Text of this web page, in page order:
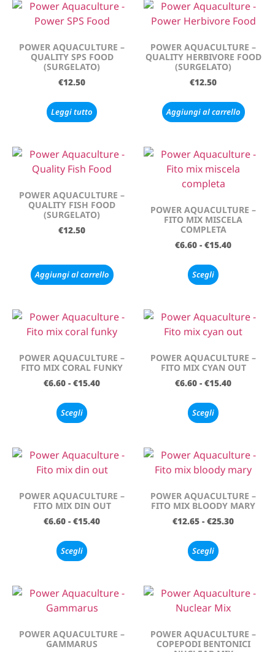
POWER AQUACULTURE –
QUALITY SPS FOOD
(SURGELATO)
€12.50
Leggi tutto
POWER AQUACULTURE –
QUALITY HERBIVORE FOOD
(SURGELATO)
€12.50
Aggiungi al carrello
POWER AQUACULTURE –
QUALITY FISH FOOD
(SURGELATO)
€12.50
Aggiungi al carrello
POWER AQUACULTURE –
FITO MIX MISCELA
COMPLETA
€6.60 - €15.40
Scegli
POWER AQUACULTURE –
FITO MIX CORAL FUNKY
€6.60 - €15.40
Scegli
POWER AQUACULTURE –
FITO MIX CYAN OUT
€6.60 - €15.40
Scegli
POWER AQUACULTURE –
FITO MIX DIN OUT
€6.60 - €15.40
Scegli
POWER AQUACULTURE –
FITO MIX BLOODY MARY
€12.65 - €25.30
Scegli
POWER AQUACULTURE –
GAMMARUS
POWER AQUACULTURE –
COPEPODI BENTONICI